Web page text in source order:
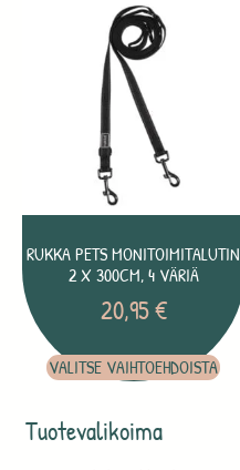
Tuotevalikoima
RUKKA PETS MONITOIMITALUTIN
2 X 300CM, 4 VÄRIÄ
20,95€
VALITSE VAIHTOEHDOISTA